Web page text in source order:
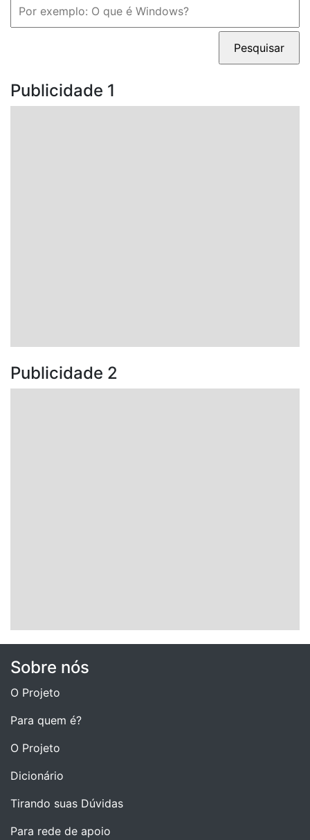
por:
Publicidade 1
Publicidade 2
Sobre nós
O Projeto
Para quem é?
O Projeto
Dicionário
Tirando suas Dúvidas
Para rede de apoio